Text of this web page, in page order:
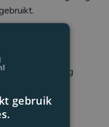
Gewicht : 1,4 kg
gebruik